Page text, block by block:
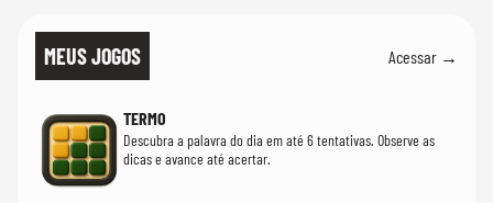
MEUS JOGOS Acessar →
TERMO
Descubra a palavra do dia em até 6 tentativas. Observe as
dicas e avance até acertar.